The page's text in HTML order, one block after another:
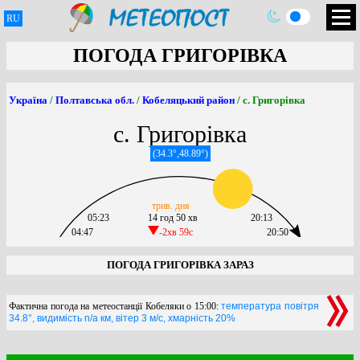
RU
ПОГОДА ГРИГОРІВКА
Україна / Полтавська обл. / Кобеляцький район / с. Григорівка
с. Григорівка
(34.3°,48.89°)
04:47
05:23
14 год 50 хв
-2хв 59c
трив. дня
20:50
20:13
ПОГОДА ГРИГОРІВКА ЗАРАЗ
Фактична погода на метеостанції Кобеляки о 15:00:температура повітря
34.8°, видимість n/a км, вітер 3 м/с, хмарність 20%